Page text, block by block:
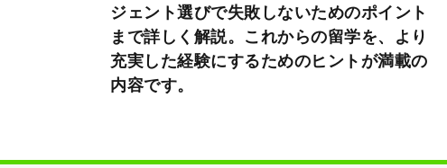
ジェント選びで失敗しないためのポイント
まで詳しく解説。これからの留学を、より
充実した経験にするためのヒントが満載の
内容です。